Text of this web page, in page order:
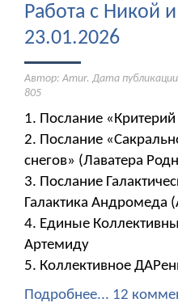
Работа с Никой
23.01.2026
Автор: Amur. Дата
805
1. Послание
2. Послание
снегов» (Лаватера
3. Послание
Галактика
4. Единые
Артемиду
5. Коллективное
Подробнее... 12